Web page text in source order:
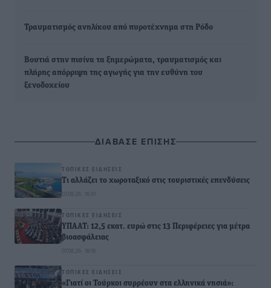
Τραυματισμός ανηλίκου από πυροτέχνημα στη Ρόδο
Βουτιά στην πισίνα τα ξημερώματα, τραυματισμός και
πλήρης απόρριψη της αγωγής για την ευθύνη του
ξενοδοχείου
ΔΙΑΒΑΣΕ ΕΠΙΣΗΣ
ΤΟΠΙΚΈΣ ΕΙΔΉΣΕΙΣ
Τι αλλάζει το χωροταξικό στις τουριστικές επενδύσεις
07.08.26 · 18:41
ΤΟΠΙΚΈΣ ΕΙΔΉΣΕΙΣ
ΥΠΑΑΤ: 12,5 εκατ. ευρώ στις 13 Περιφέρειες για μέτρα
βιοασφάλειας
07.08.26 · 18:19
ΤΟΠΙΚΈΣ ΕΙΔΉΣΕΙΣ
«Γιατί οι Τούρκοι συρρέουν στα ελληνικά νησιά»: